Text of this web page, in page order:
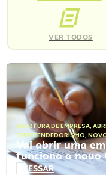
VER TODOS
ABERTURA DE EMPRESA,
EMPREENDEDORISMO,
Vai abrir uma
funciona o novo
ACESSAR